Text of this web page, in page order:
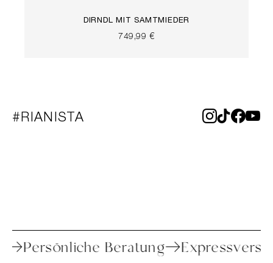
DIRNDL MIT SAMTMIEDER
749,99 €
#RIANISTA
Persönliche Beratung